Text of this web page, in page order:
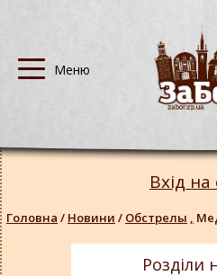
Вхід на
Головна / Новини / Обстрелы ,
Розділи